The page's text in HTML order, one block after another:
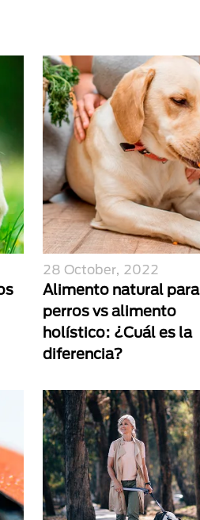
28 October, 2022
Alimento natural para
perros vs alimento
holístico: ¿Cuál es la
diferencia?